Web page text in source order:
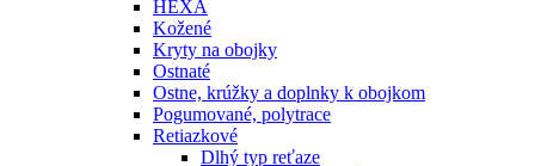
HEXA
Kožené
Kryty na obojky
Ostnaté
Ostne, krúžky a doplnky k obojkom
Pogumované, polytrace
Retiazkové
Dlhý typ reťaze